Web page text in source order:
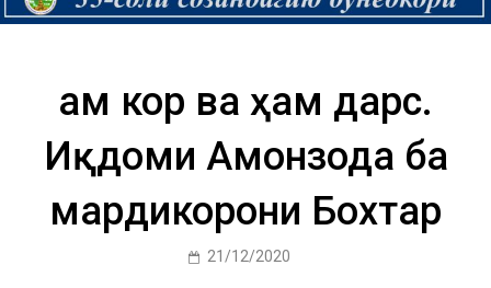
Ҳам кор ва ҳам дарс.
Иқдоми Амонзода ба
мардикорони Бохтар
21/12/2020